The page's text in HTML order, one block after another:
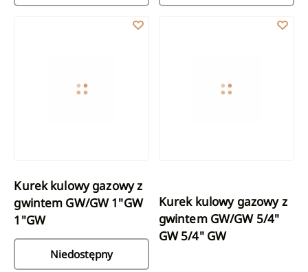
Kurek kulowy gazowy z gwintem GW/GW 1"GW 1"GW
Kurek kulowy gazowy z
gwintem GW/GW 1"GW
1"GW
Niedostępny
Kurek kulowy gazowy z
Kurek kulowy gazowy z
gwintem GW/GW 5/4"
GW 5/4" GW